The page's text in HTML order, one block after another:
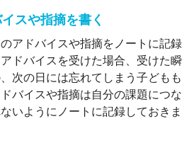
スや指摘を書く
アドバイスや指摘をノートに記録
ドバイスを受けた場合、受けた瞬
次の日には忘れてしまう子どもも
バイスや指摘は自分の課題につな
いようにノートに記録しておきま